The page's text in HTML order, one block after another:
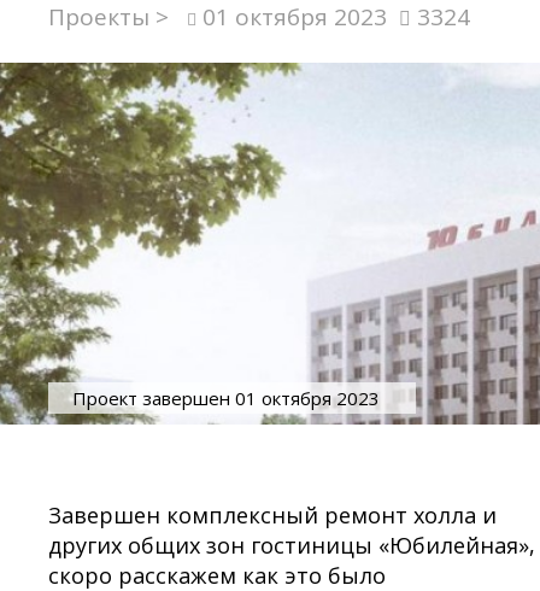
Проекты > 01 октября 2023 3324
Проект завершен 01 октября 2023
Завершен комплексный ремонт холла и
других общих зон гостиницы «Юбилейная»,
скоро расскажем как это было